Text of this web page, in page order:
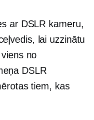
ar DSLR kameru,
lai uzzinātu
no
DSLR
tiem, kas